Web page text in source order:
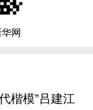
网
楷模”吕建江